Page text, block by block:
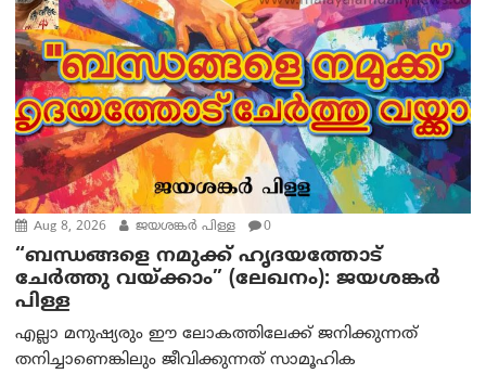
Aug 8, 2026 ജയശങ്കര്‍ പിള്ള 0
“ബന്ധങ്ങളെ നമുക്ക് ഹൃദയത്തോട്
ചേർത്തു വയ്ക്കാം” (ലേഖനം): ജയശങ്കര്‍
പിള്ള
എല്ലാ മനുഷ്യരും ഈ ലോകത്തിലേക്ക് ജനിക്കുന്നത്
തനിച്ചാണെങ്കിലും ജീവിക്കുന്നത് സാമൂഹിക